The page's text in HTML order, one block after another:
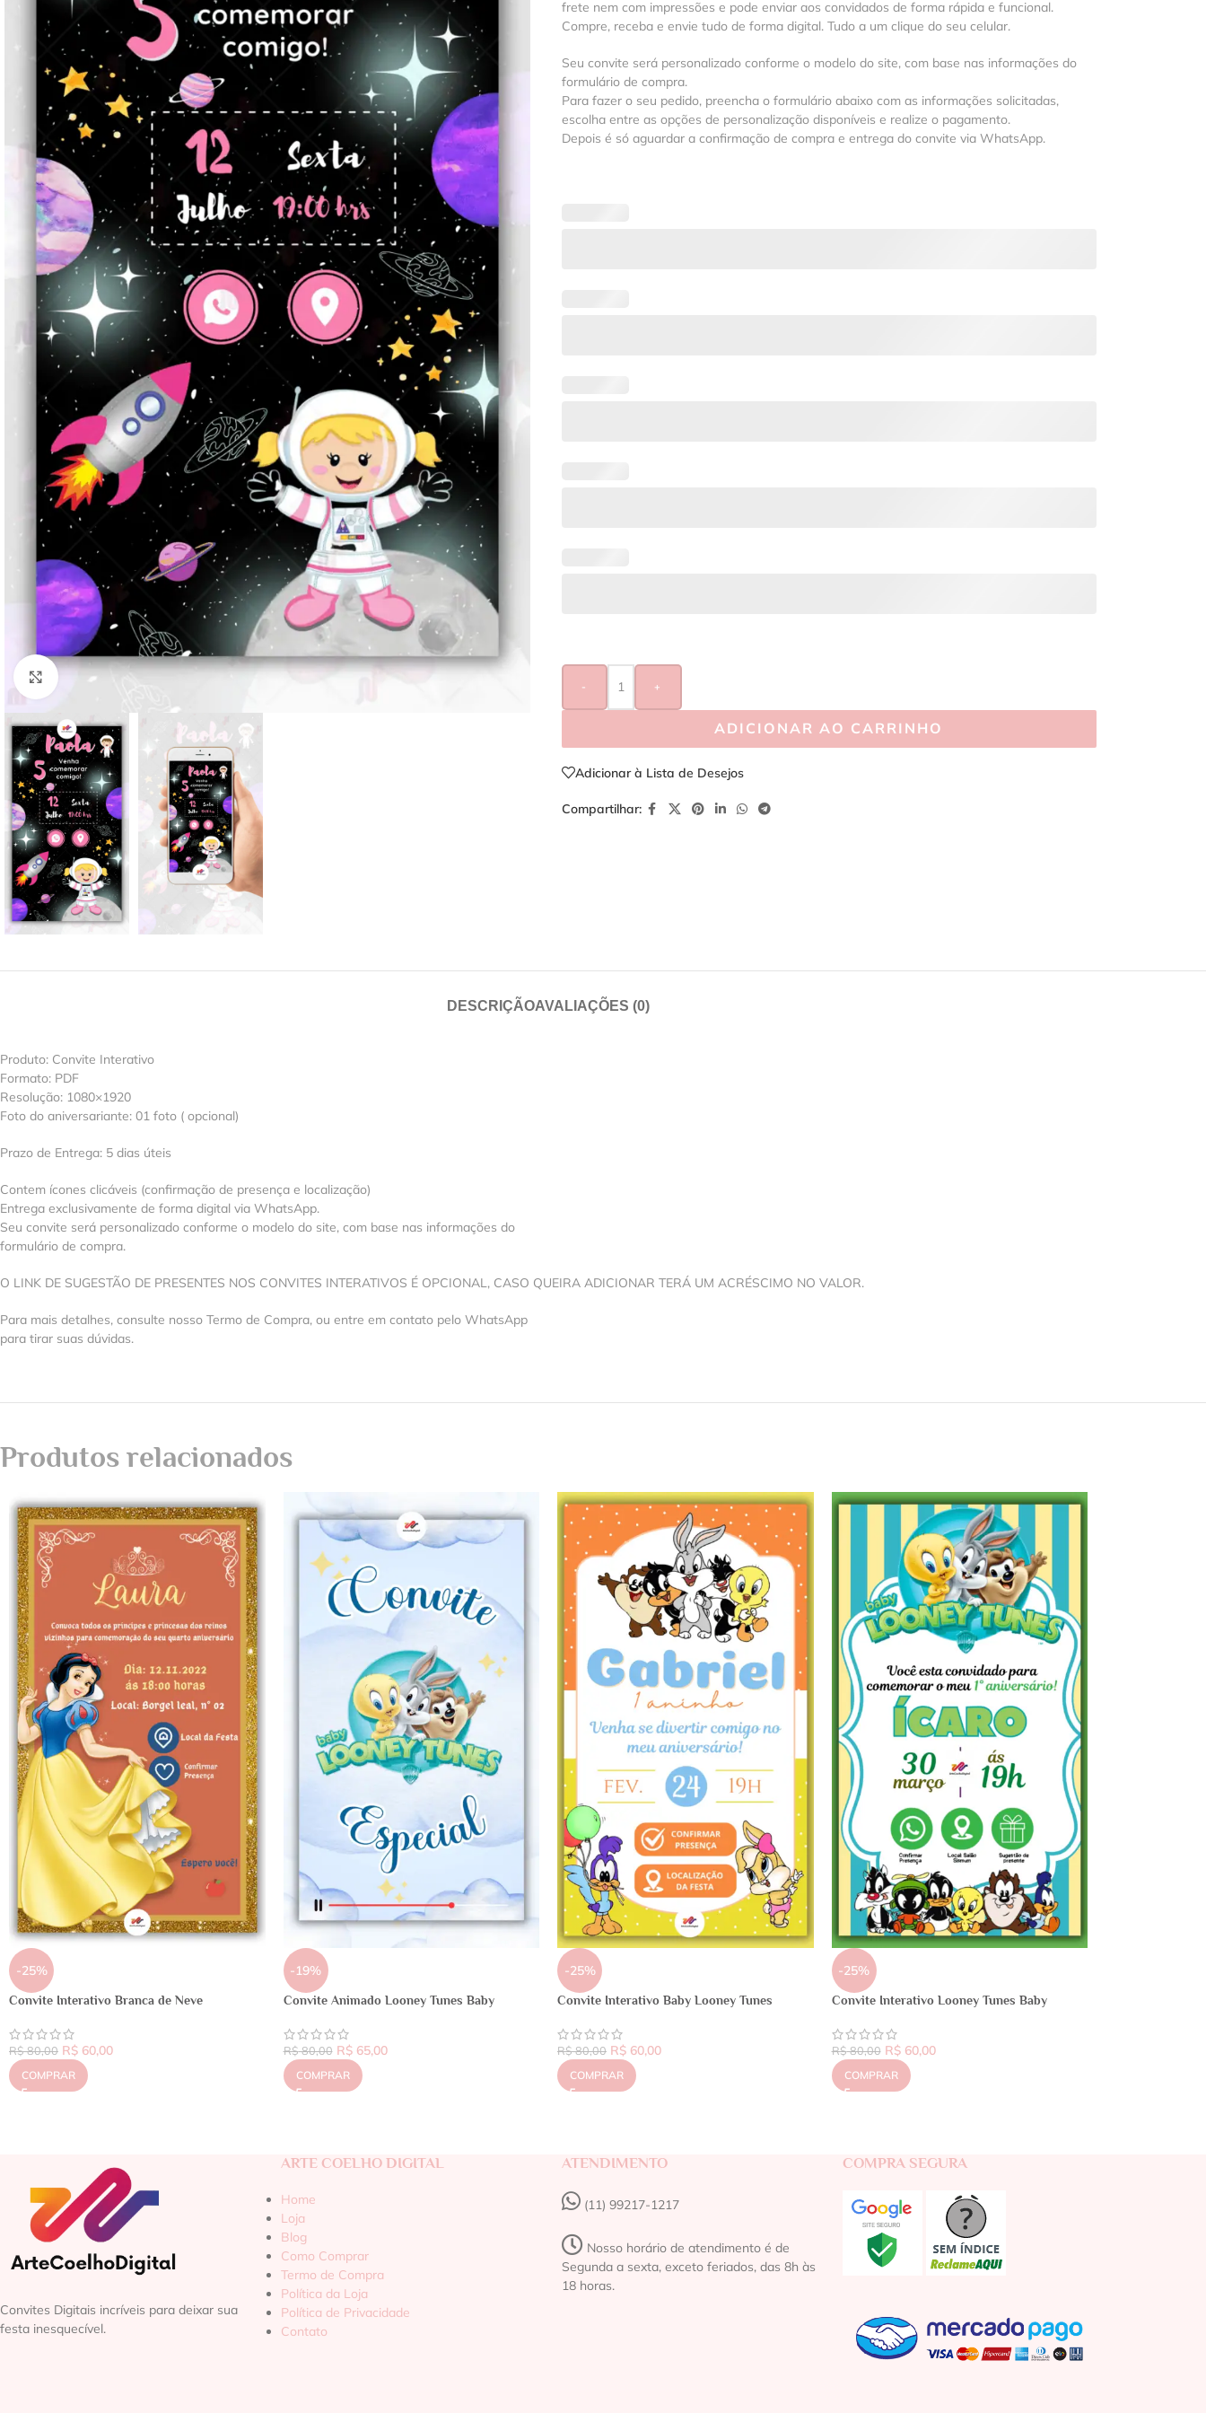
Clique para ampliar
frete nem com impressões e pode enviar aos convidados de forma rápida e funcional.
Compre, receba e envie tudo de forma digital. Tudo a um clique do seu celular.
Seu convite será personalizado conforme o modelo do site, com base nas informações do
formulário de compra.
Para fazer o seu pedido, preencha o formulário abaixo com as informações solicitadas,
escolha entre as opções de personalização disponíveis e realize o pagamento.
Depois é só aguardar a confirmação de compra e entrega do convite via WhatsApp.
- +
ADICIONAR AO CARRINHO
Adicionar à Lista de Desejos
Compartilhar:
DESCRIÇÃOAVALIAÇÕES (0)
Produto: Convite Interativo
Formato: PDF
Resolução: 1080×1920
Foto do aniversariante: 01 foto ( opcional)
Prazo de Entrega: 5 dias úteis
Contem ícones clicáveis (confirmação de presença e localização)
Entrega exclusivamente de forma digital via WhatsApp.
Seu convite será personalizado conforme o modelo do site, com base nas informações do
formulário de compra.
O LINK DE SUGESTÃO DE PRESENTES NOS CONVITES INTERATIVOS É OPCIONAL, CASO QUEIRA ADICIONAR TERÁ UM ACRÉSCIMO NO VALOR.
Para mais detalhes, consulte nosso Termo de Compra, ou entre em contato pelo WhatsApp
para tirar suas dúvidas.
Produtos relacionados
-25%
Convite Interativo Branca de Neve
R$80,00 R$ 60,00
COMPRAR
-19%
Convite Animado Looney Tunes Baby
R$80,00 R$65,00
COMPRAR
-25%
Convite Interativo Baby Looney Tunes
R$80,00 R$ 60,00
COMPRAR
-25%
Convite Interativo Looney Tunes Baby
R$80,00 R$60,00
COMPRAR
Convites Digitais incríveis para deixar sua
festa inesquecível.
ARTE COELHO DIGITAL
Home
Loja
Blog
Como Comprar
Termo de Compra
Política da Loja
Política de Privacidade
Contato
ATENDIMENTO
(11) 99217-1217‬
Nosso horário de atendimento é de
Segunda a sexta, exceto feriados, das 8h às
18 horas.
COMPRA SEGURA